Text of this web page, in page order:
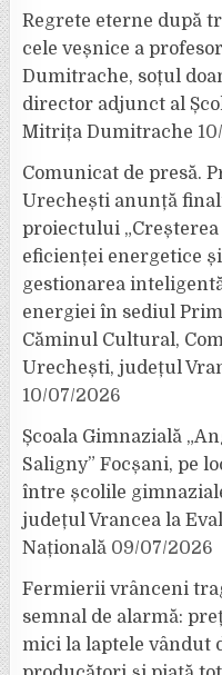
Regrete eterne după
cele veșnice a
Dumitrache, soțul
director adjunct al
Mitrița Dumitrache
Comunicat de presă.
Urechești anunță
proiectului „Creșterea
eficienței energetice și
gestionarea
energiei în sediul
Căminul Cultural,
Urechești, județul
10/07/2026
Școala Gimnazială
Saligny” Focșani, pe
între școlile
județul Vrancea la
Națională 09/07/2026
Fermierii vrânceni
semnal de alarmă:
mici la laptele vândut